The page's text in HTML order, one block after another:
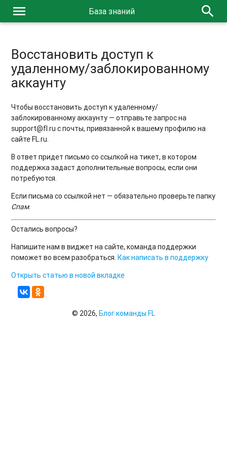
menu База знаний search
Восстановить доступ к
удаленному/заблокированному
аккаунту
Чтобы восстановить доступ к удаленному/
заблокированному аккаунту — отправьте запрос на
support@fl.ru с почты, привязанной к вашему профилю на
сайте FL.ru.
В ответ придет письмо со ссылкой на тикет, в котором
поддержка задаст дополнительные вопросы, если они
потребуются.
Если письма со ссылкой нет — обязательно проверьте папку
Спам.
Остались вопросы?
Напишите нам в виджет на сайте, команда поддержки
поможет во всем разобраться.Как написать в поддержку
Открыть статью в новой вкладке
© 2026, Блог команды FL